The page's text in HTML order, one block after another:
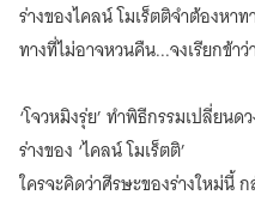
ร่างของไคลน์ โมเร็ตติจำต้องหา
ทางที่ไม่อาจหวนคืน...จงเรียกข้า
‘โจวหมิงรุ่ย’ ทำพิธีกรรมเปลี่ยน
ร่างของ ‘ไคลน์ โมเร็ตติ’
ใครจะคิดว่าศีรษะของร่างใหม่นี้